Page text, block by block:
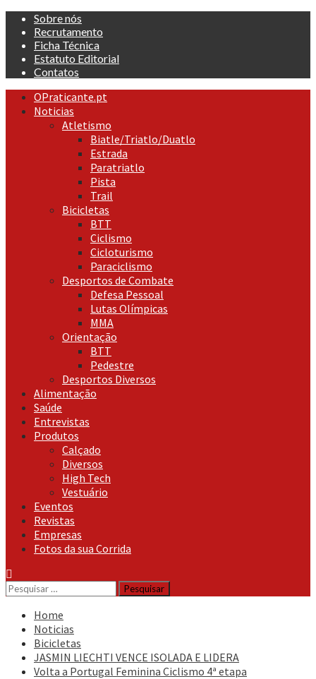
Skip
content
Sobre nós
Recrutamento
Ficha Técnica
Estatuto Editorial
Contatos
Primary
Menu
OPraticante.pt
Noticias
Atletismo
Biatle/Triatlo/Duatlo
Estrada
Paratriatlo
Pista
Trail
Bicicletas
BTT
Ciclismo
Cicloturismo
Paraciclismo
Desportos de Combate
Defesa Pessoal
Lutas Olímpicas
MMA
Orientação
BTT
Pedestre
Desportos Diversos
Alimentação
Saúde
Entrevistas
Produtos
Calçado
Diversos
High Tech
Vestuário
Eventos
Revistas
Empresas
Fotos da sua Corrida
Pesquisar
por:
Home
Noticias
Bicicletas
JASMIN LIECHTI VENCE ISOLADA E LIDERA
Volta a Portugal Feminina Ciclismo 4ª etapa